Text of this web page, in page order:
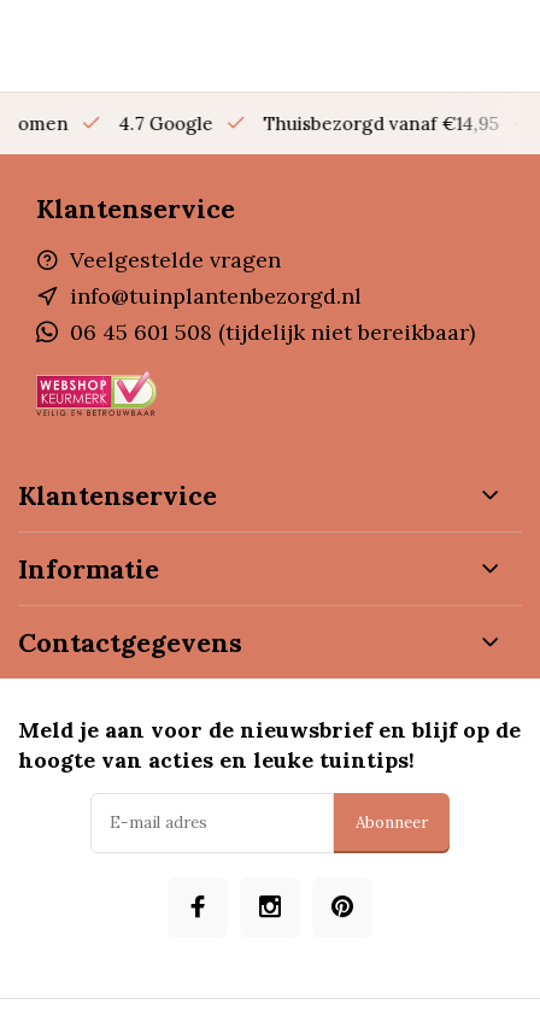
bomen 4.7 Google Thuisbezorgd vanaf €14,95
Klantenservice
Veelgestelde vragen
info@tuinplantenbezorgd.nl
06 45 601 508 (tijdelijk niet bereikbaar)
Klantenservice
Informatie
Contactgegevens
Meld je aan voor de nieuwsbrief en blijf op de
hoogte van acties en leuke tuintips!
Abonneer